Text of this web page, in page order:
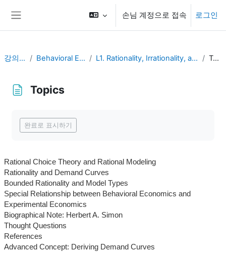
손님 계정으로 접속 로그인
강의 현황 Behavioral Economics L1. Rationality, Irrationality, and Rationalization Topics
Topics
완료로 표시하기
Rational Choice Theory and Rational Modeling
Rationality and Demand Curves
Bounded Rationality and Model Types
Special Relationship between Behavioral Economics and
Experimental Economics
Biographical Note: Herbert A. Simon
Thought Questions
References
Advanced Concept: Deriving Demand Curves